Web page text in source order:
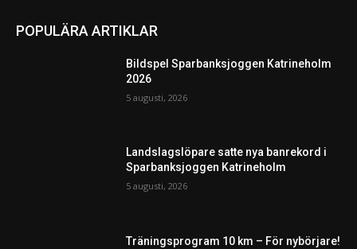
POPULÄRA ARTIKLAR
Bildspel Sparbanksjoggen Katrineholm
2026
5 augusti, 2026
Landslagslöpare satte nya banrekord i
Sparbanksjoggen Katrineholm
5 augusti, 2026
Träningsprogram 10 km – För nybörjare!